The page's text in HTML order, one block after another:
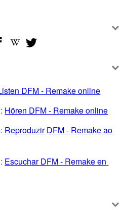
DFM - Remake online
Hören DFM - Remake online
Reproduzir DFM - Remake ao
Escuchar DFM - Remake en